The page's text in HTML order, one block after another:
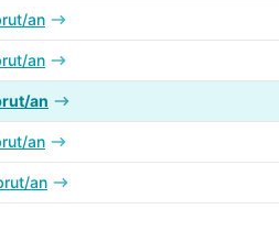
de salaire brut en net en 2026
an
an
an
an
an